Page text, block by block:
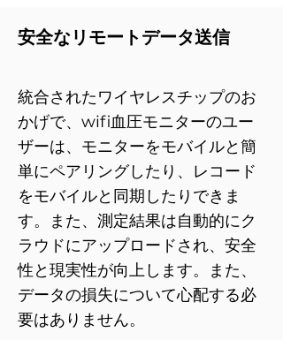
安全なリモートデータ送信
統合されたワイヤレスチップのお
かげで、wifi血圧モニターのユー
ザーは、モニターをモバイルと簡
単にペアリングしたり、レコード
をモバイルと同期したりできま
す。また、測定結果は自動的にク
ラウドにアップロードされ、安全
性と現実性が向上します。また、
データの損失について心配する必
要はありません。